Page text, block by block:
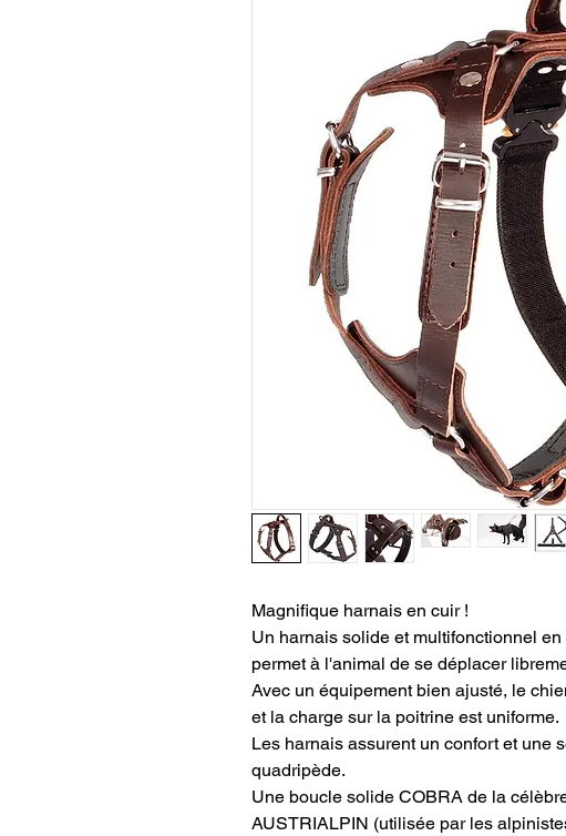
Magnifique harnais en cuir !
Un harnais solide et multifonctionnel
permet à l'animal de se déplacer
Avec un équipement bien ajusté, le
et la charge sur la poitrine est uniforme.
Les harnais assurent un confort et une
quadripède.
Une boucle solide COBRA de la
AUSTRIALPIN (utilisée par les